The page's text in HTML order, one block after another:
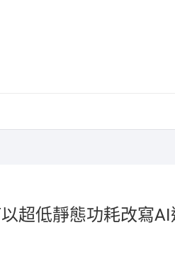
超低靜態功耗改寫AI